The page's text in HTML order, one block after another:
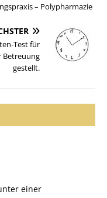
– Polypharmazie
Test für
Betreuung
gestellt.
einer